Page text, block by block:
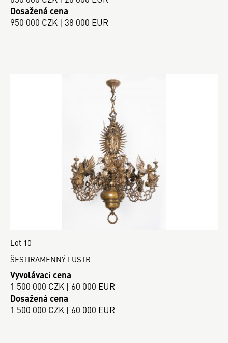
Dosažená cena
950 000 CZK | 38 000 EUR
Lot 10
ŠESTIRAMENNÝ LUSTR
Vyvolávací cena
1 500 000 CZK | 60 000 EUR
Dosažená cena
1 500 000 CZK | 60 000 EUR